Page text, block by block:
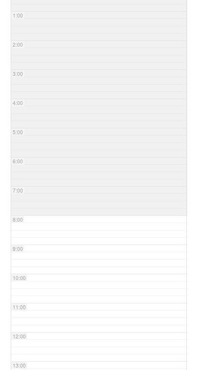
1:00
2:00
3:00
4:00
5:00
6:00
7:00
8:00
9:00
10:00
11:00
12:00
13:00